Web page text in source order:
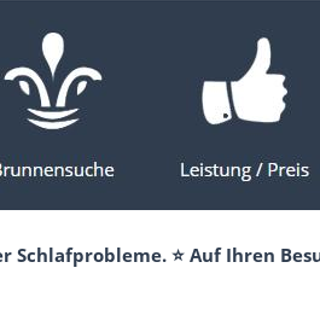
Schlafprobleme. ⭐ Auf Ihren